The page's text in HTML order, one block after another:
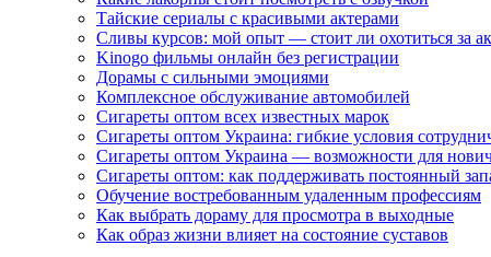
Тайские сериалы с красивыми актерами
Сливы курсов: мой опыт — стоит ли охотиться за
Kinogo фильмы онлайн без регистрации
Дорамы с сильными эмоциями
Комплексное обслуживание автомобилей
Сигареты оптом всех известных марок
Сигареты оптом Украина: гибкие условия
Сигареты оптом Украина — возможности для
Сигареты оптом: как поддерживать постоянный
Обучение востребованным удаленным профессиям
Как выбрать дораму для просмотра в выходные
Как образ жизни влияет на состояние суставов